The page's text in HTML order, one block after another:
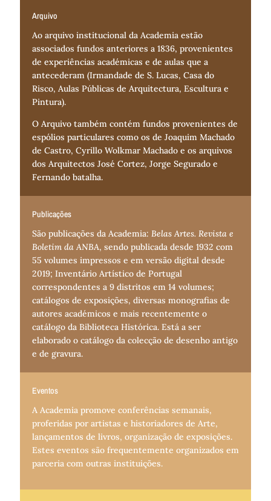
Arquivo
Ao arquivo institucional da Academia estão
associados fundos anteriores a 1836, provenientes
de experiências académicas e de aulas que a
antecederam (Irmandade de S. Lucas, Casa do
Risco, Aulas Públicas de Arquitectura, Escultura e
Pintura).
O Arquivo também contém fundos provenientes de
espólios particulares como os de Joaquim Machado
de Castro, Cyrillo Wolkmar Machado e os arquivos
dos Arquitectos José Cortez, Jorge Segurado e
Fernando batalha.
Publicações
São publicações da Academia: Belas Artes. Revista e
Boletim da ANBA, sendo publicada desde 1932 com
55 volumes impressos e em versão digital desde
2019; Inventário Artístico de Portugal
correspondentes a 9 distritos em 14 volumes;
catálogos de exposições, diversas monografias de
autores académicos e mais recentemente o
catálogo da Biblioteca Histórica. Está a ser
elaborado o catálogo da colecção de desenho antigo
e de gravura.
Eventos
A Academia promove conferências semanais,
proferidas por artistas e historiadores de Arte,
lançamentos de livros, organização de exposições.
Estes eventos são frequentemente organizados em
parceria com outras instituições.